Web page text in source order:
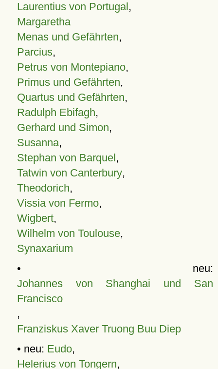
Laurentius von Portugal,
Margaretha
Menas und Gefährten,
Parcius,
Petrus von Montepiano,
Primus und Gefährten,
Quartus und Gefährten,
Radulph Ebifagh,
Gerhard und Simon,
Susanna,
Stephan von Barquel,
Tatwin von Canterbury,
Theodorich,
Vissia von Fermo,
Wigbert,
Wilhelm von Toulouse,
Synaxarium
• neu:
Johannes von Shanghai und San
Francisco
,
Franziskus Xaver Truong Buu Diep
• neu: Eudo,
Helerius von Tongern,